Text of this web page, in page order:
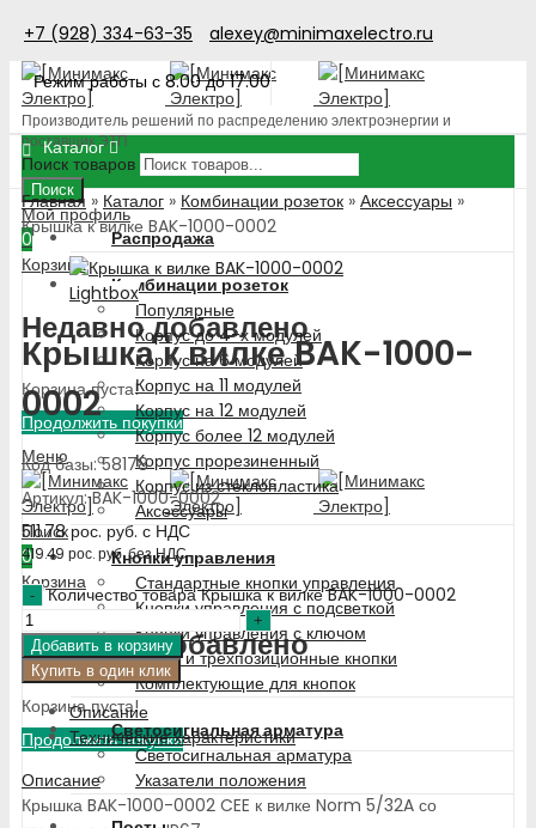
+7 (928) 334-63-35
alexey@minimaxelectro.ru
Режим работы с 8.00 до 17.00
Производитель решений по распределению электроэнергии и
поставщик ЭТП
Поиск товаров
Поиск
Мой профиль
0
Корзина
Недавно добавлено
Корзина пуста!
Продолжить покупки
Меню
Поиск
0
Корзина
Недавно добавлено
Корзина пуста!
Продолжить покупки
Каталог
Распродажа
Комбинации розеток
Популярные
Корпус до 4-х модулей
Корпус на 6 модулей
Корпус на 11 модулей
Корпус на 12 модулей
Корпус более 12 модулей
Корпус прорезиненный
Корпус из стеклопластика
Аксессуары
Кнопки управления
Стандартные кнопки управления
Кнопки управления с подсветкой
Кнопки управления с ключом
Двух- и трехпозиционные кнопки
Комплектующие для кнопок
Светосигнальная арматура
Светосигнальная арматура
Указатели положения
Главная » Каталог » Комбинации розеток » Аксессуары »
Крышка к вилке BAK-1000-0002
Lightbox
Крышка к вилке BAK-1000-
0002
Код базы: 58178
Артикул: BAK-1000-0002
511.78рос. руб. с НДС
419.49 рос. руб.без НДС
Количество товара Крышка к вилке BAK-1000-0002
Добавить в корзину
Купить в один клик
Описание
Технические характеристики
Описание
Крышка BAK-1000-0002 CEE к вилке Norm 5/32A со